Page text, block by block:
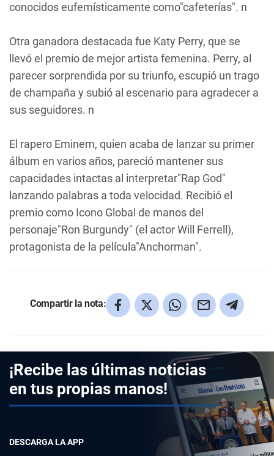
conocidos eufemísticamente como"cafeterías". n
Otra ganadora destacada fue Katy Perry, que se
llevó el premio de mejor artista femenina. Perry, al
parecer sorprendida por su triunfo, escupió un trago
de champaña y subió al escenario para agradecer a
sus seguidores. n
El rapero Eminem, quien acaba de lanzar su primer
álbum en varios años, pareció mantener sus
capacidades intactas al interpretar"Rap God"
lanzando palabras a toda velocidad. Recibió el
premio como Icono Global de manos del
personaje"Ron Burgundy" (el actor Will Ferrell),
protagonista de la película"Anchorman".
Compartir la nota:
¡Recibe las últimas noticias
en tus propias manos!
DESCARGA LA APP